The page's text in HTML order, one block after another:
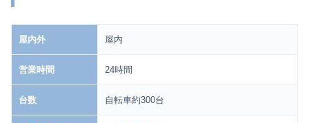
屋内外 屋内
営業時間 24時間
台数 自転車約300台